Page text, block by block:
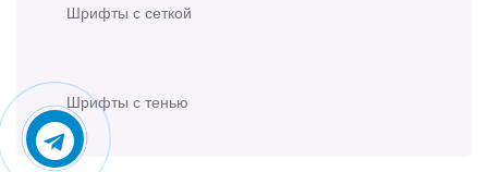
Шрифты с сеткой
Шрифты с тенью